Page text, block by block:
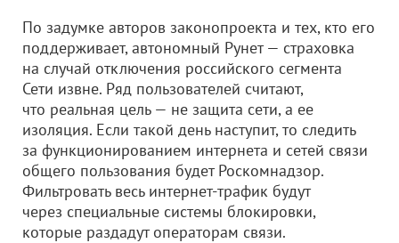
По задумке авторов законопроекта и тех, кто его
поддерживает, автономный Рунет — страховка
на случай отключения российского сегмента
Сети извне. Ряд пользователей считают,
что реальная цель — не защита сети, а ее
изоляция. Если такой день наступит, то следить
за функционированием интернета и сетей связи
общего пользования будет Роскомнадзор.
Фильтровать весь интернет-трафик будут
через специальные системы блокировки,
которые раздадут операторам связи.